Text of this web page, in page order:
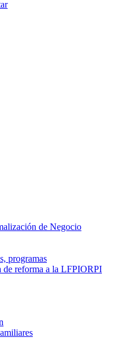
de Negocio
programas
de reforma a la LFPIORPI